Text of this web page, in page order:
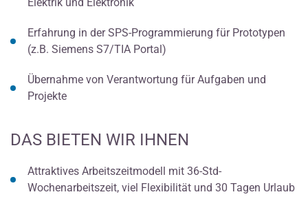
Erfahrung in der SPS-Programmierung für Prototypen
(z.B. Siemens S7/TIA Portal)
Übernahme von Verantwortung für Aufgaben und
Projekte
DAS BIETEN WIR IHNEN
Attraktives Arbeitszeitmodell mit 36-Std-
Wochenarbeitszeit, viel Flexibilität und 30 Tagen Urlaub